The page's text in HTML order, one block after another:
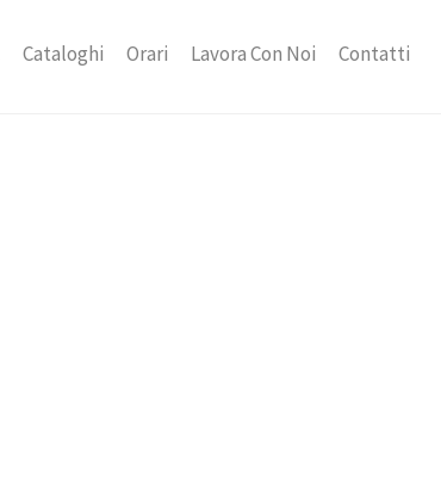
Cataloghi Orari Lavora Con Noi Contatti